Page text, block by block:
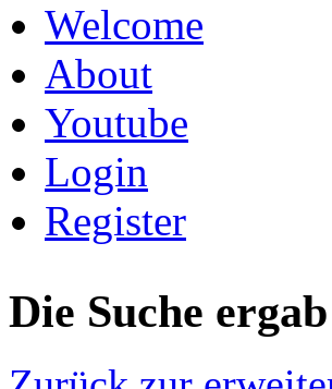
Welcome
About
Youtube
Login
Register
Die Suche